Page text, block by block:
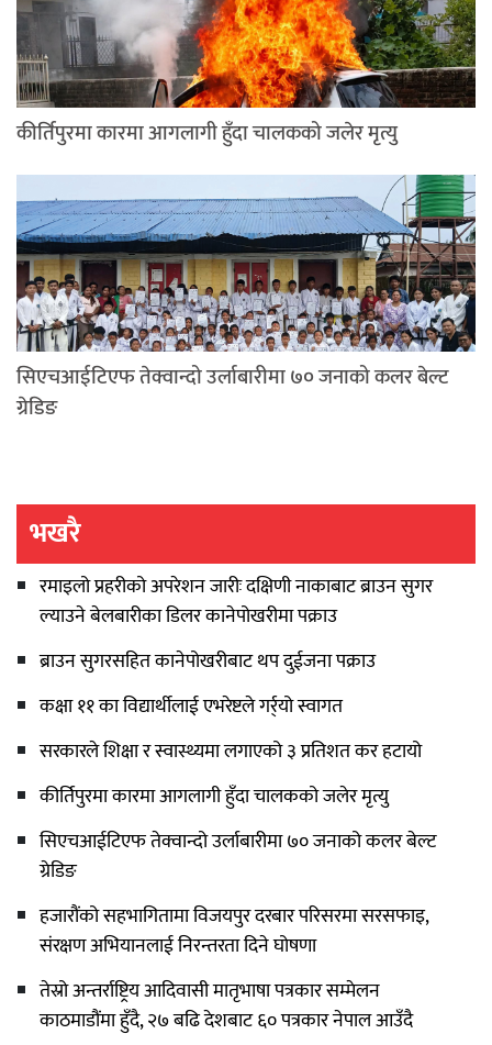
कीर्तिपुरमा कारमा आगलागी हुँदा चालकको जलेर मृत्यु
सिएचआईटिएफ तेक्वान्दो उर्लाबारीमा ७० जनाको कलर बेल्ट
ग्रेडिङ
भखरै
रमाइलो प्रहरीको अपरेशन जारीः दक्षिणी नाकाबाट ब्राउन सुगर
ल्याउने बेलबारीका डिलर कानेपोखरीमा पक्राउ
ब्राउन सुगरसहित कानेपोखरीबाट थप दुईजना पक्राउ
कक्षा ११ का विद्यार्थीलाई एभरेष्टले गर्र्यो स्वागत
सरकारले शिक्षा र स्वास्थ्यमा लगाएको ३ प्रतिशत कर हटायो
कीर्तिपुरमा कारमा आगलागी हुँदा चालकको जलेर मृत्यु
सिएचआईटिएफ तेक्वान्दो उर्लाबारीमा ७० जनाको कलर बेल्ट
ग्रेडिङ
हजारौंको सहभागितामा विजयपुर दरबार परिसरमा सरसफाइ,
संरक्षण अभियानलाई निरन्तरता दिने घोषणा
तेस्रो अन्तर्राष्ट्रिय आदिवासी मातृभाषा पत्रकार सम्मेलन
काठमाडौंमा हुँदै, २७ बढि देशबाट ६० पत्रकार नेपाल आउँदै